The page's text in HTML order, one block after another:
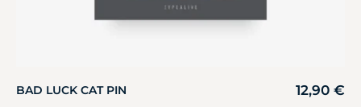
BAD LUCK CAT PIN 12,90 €